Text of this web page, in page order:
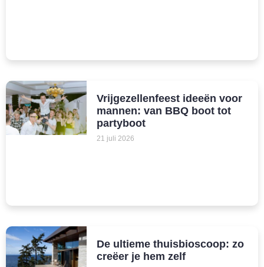
Vrijgezellenfeest ideeën voor
mannen: van BBQ boot tot
partyboot
21 juli 2026
De ultieme thuisbioscoop: zo
creëer je hem zelf